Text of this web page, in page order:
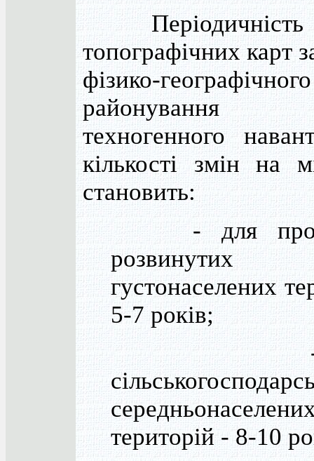
Періодичність
топографічних карт
фізико-географічного
районування
техногенного
кількості змін на
становить:
- для
розвинутих
густонаселених
5-7 років;
-
територій - 8-10